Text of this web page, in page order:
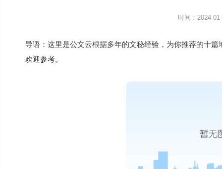
时间：2024-
导语：这里是公文云根据多年的文秘经验，为你推荐的十
欢迎参考。